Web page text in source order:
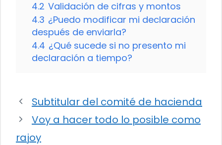
4.2 Validación de cifras y montos
4.3 ¿Puedo modificar mi declaración
después de enviarla?
4.4 ¿Qué sucede si no presento mi
declaración a tiempo?
Subtitular del comité de hacienda
Voy a hacer todo lo posible como
rajoy